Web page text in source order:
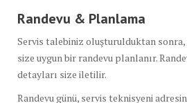
Randevu & Planlama
Servis talebiniz oluşturulduktan
size uygun bir randevu planlanır.
detayları size iletilir.
Randevu günü, servis teknisyeni